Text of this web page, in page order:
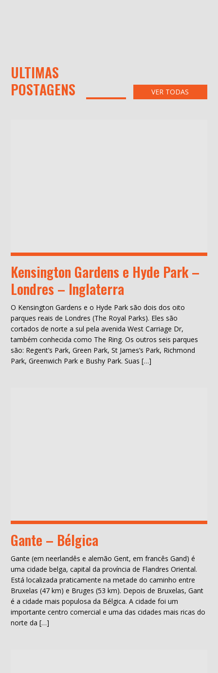
ULTIMAS
POSTAGENS
VER TODAS
Kensington Gardens e Hyde Park –
Londres – Inglaterra
O Kensington Gardens e o Hyde Park são dois dos oito
parques reais de Londres (The Royal Parks). Eles são
cortados de norte a sul pela avenida West Carriage Dr,
também conhecida como The Ring. Os outros seis parques
são: Regent’s Park, Green Park, St James’s Park, Richmond
Park, Greenwich Park e Bushy Park. Suas […]
Gante – Bélgica
Gante (em neerlandês e alemão Gent, em francês Gand) é
uma cidade belga, capital da província de Flandres Oriental.
Está localizada praticamente na metade do caminho entre
Bruxelas (47 km) e Bruges (53 km). Depois de Bruxelas, Gant
é a cidade mais populosa da Bélgica. A cidade foi um
importante centro comercial e uma das cidades mais ricas do
norte da […]